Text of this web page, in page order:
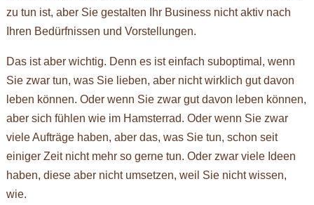
zu tun ist, aber Sie gestalten Ihr Business nicht aktiv nach
Ihren Bedürfnissen und Vorstellungen.
Das ist aber wichtig. Denn es ist einfach suboptimal, wenn
Sie zwar tun, was Sie lieben, aber nicht wirklich gut davon
leben können. Oder wenn Sie zwar gut davon leben können,
aber sich fühlen wie im Hamsterrad. Oder wenn Sie zwar
viele Aufträge haben, aber das, was Sie tun, schon seit
einiger Zeit nicht mehr so gerne tun. Oder zwar viele Ideen
haben, diese aber nicht umsetzen, weil Sie nicht wissen,
wie.